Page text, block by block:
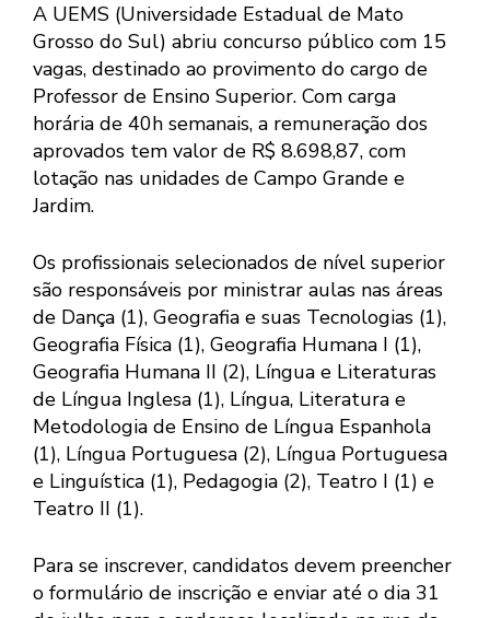
A UEMS (Universidade Estadual de Mato
Grosso do Sul) abriu concurso público com 15
vagas, destinado ao provimento do cargo de
Professor de Ensino Superior. Com carga
horária de 40h semanais, a remuneração dos
aprovados tem valor de R$ 8.698,87, com
lotação nas unidades de Campo Grande e
Jardim.
Os profissionais selecionados de nível superior
são responsáveis por ministrar aulas nas áreas
de Dança (1), Geografia e suas Tecnologias (1),
Geografia Física (1), Geografia Humana I (1),
Geografia Humana II (2), Língua e Literaturas
de Língua Inglesa (1), Língua, Literatura e
Metodologia de Ensino de Língua Espanhola
(1), Língua Portuguesa (2), Língua Portuguesa
e Linguística (1), Pedagogia (2), Teatro I (1) e
Teatro II (1).
Para se inscrever, candidatos devem preencher
o formulário de inscrição e enviar até o dia 31